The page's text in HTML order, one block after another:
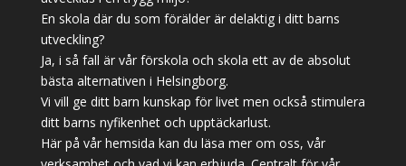
En skola där du som förälder är delaktig i ditt barns
utveckling?
Ja, i så fall är vår förskola och skola ett av de absolut
bästa alternativen i Helsingborg.
Vi vill ge ditt barn kunskap för livet men också stimulera
ditt barns nyfikenhet och upptäckarlust.
Här på vår hemsida kan du läsa mer om oss, vår